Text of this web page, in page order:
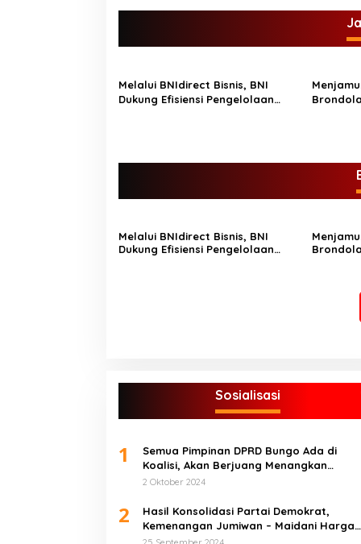
g
i
p
Melalui BNIdirect Bisnis, BNI
Dukung Efisiensi Pengelolaan
Melalui BNIdirect Bisnis, BNI
Dukung Efisiensi Pengelolaan
Sosialisasi
1
Semua Pimpinan DPRD Bungo Ada di
Koalisi, Akan Berjuang Menangkan
Pasangan ” JADI ” Jumiwan – Maidani.
2 Oktober 2024
2
Hasil Konsolidasi Partai Demokrat,
Kemenangan Jumiwan – Maidani Harga
Mati